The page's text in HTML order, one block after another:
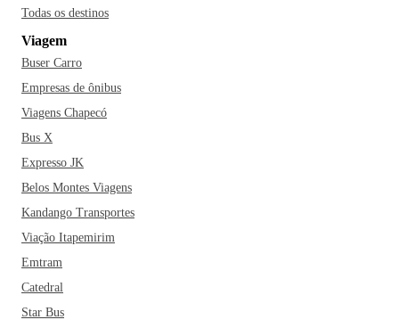
Todas os destinos
Viagem
Buser Carro
Empresas de ônibus
Viagens Chapecó
Bus X
Expresso JK
Belos Montes Viagens
Kandango Transportes
Viação Itapemirim
Emtram
Catedral
Star Bus